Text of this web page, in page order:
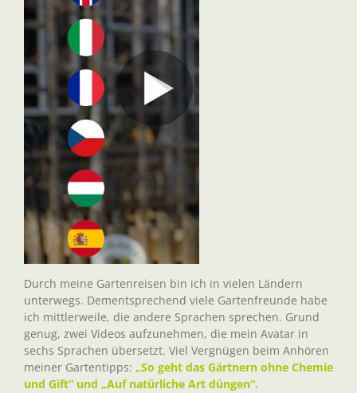
Durch meine Gartenreisen bin ich in vielen Ländern
unterwegs. Dementsprechend viele Gartenfreunde habe
ich mittlerweile, die andere Sprachen sprechen. Grund
genug, zwei Videos aufzunehmen, die mein Avatar in
sechs Sprachen übersetzt. Viel Vergnügen beim Anhören
meiner Gartentipps: „So geht das Gärtnern ohne Chemie
und Gift“ und „Auf natürliche Art düngen“.